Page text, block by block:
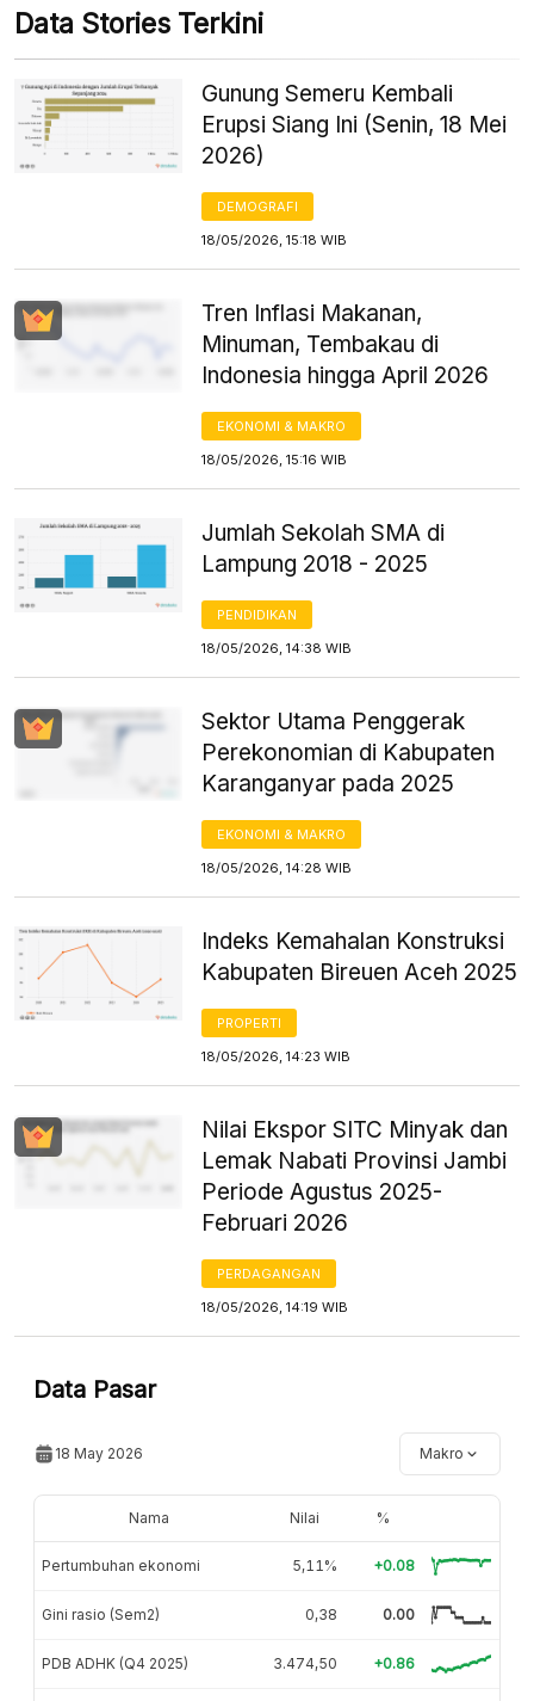
Data Stories Terkini
Gunung Semeru Kembali
Erupsi Siang Ini (Senin, 18 Mei
2026)
DEMOGRAFI
18/05/2026, 15:18 WIB
Tren Inflasi Makanan,
Minuman, Tembakau di
Indonesia hingga April 2026
EKONOMI & MAKRO
18/05/2026, 15:16 WIB
Jumlah Sekolah SMA di
Lampung 2018 - 2025
PENDIDIKAN
18/05/2026, 14:38 WIB
Sektor Utama Penggerak
Perekonomian di Kabupaten
Karanganyar pada 2025
EKONOMI & MAKRO
18/05/2026, 14:28 WIB
Indeks Kemahalan Konstruksi
Kabupaten Bireuen Aceh 2025
PROPERTI
18/05/2026, 14:23 WIB
Nilai Ekspor SITC Minyak dan
Lemak Nabati Provinsi Jambi
Periode Agustus 2025-
Februari 2026
PERDAGANGAN
18/05/2026, 14:19 WIB
Data Pasar
18 May 2026 Makro
Nama Nilai %
Pertumbuhan ekonomi 5,11% +0.08
Gini rasio (Sem2) 0,38 0.00
PDB ADHK (Q4 2025) 3.474,50 +0.86